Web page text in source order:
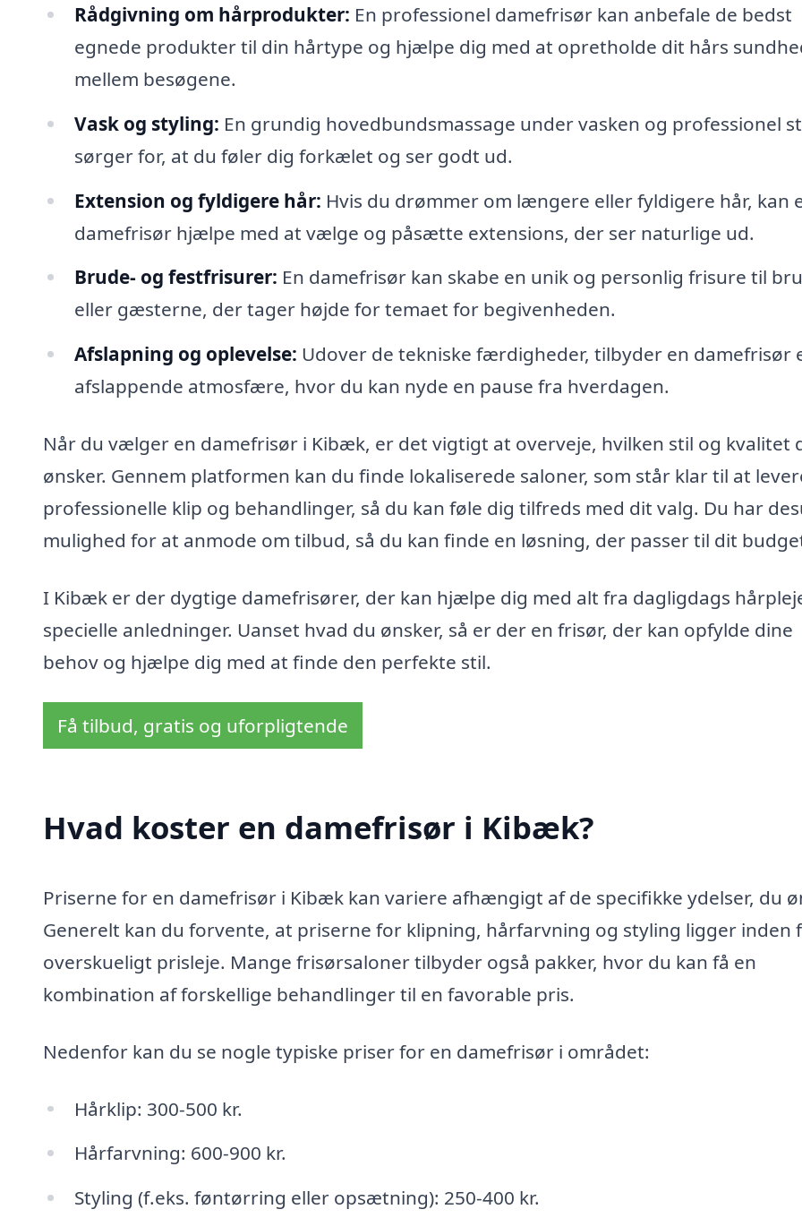
Rådgivning om hårprodukter: En professionel damefrisør kan anbefale de bedst
egnede produkter til din hårtype og hjælpe dig med at opretholde dit hårs
mellem besøgene.
Vask og styling: En grundig hovedbundsmassage under vasken og professionel
sørger for, at du føler dig forkælet og ser godt ud.
Extension og fyldigere hår: Hvis du drømmer om længere eller fyldigere hår, kan
damefrisør hjælpe med at vælge og påsætte extensions, der ser naturlige ud.
Brude- og festfrisurer: En damefrisør kan skabe en unik og personlig frisure til
eller gæsterne, der tager højde for temaet for begivenheden.
Afslapning og oplevelse: Udover de tekniske færdigheder, tilbyder en damefrisør
afslappende atmosfære, hvor du kan nyde en pause fra hverdagen.
Når du vælger en damefrisør i Kibæk, er det vigtigt at overveje, hvilken stil og kvalitet
ønsker. Gennem platformen kan du finde lokaliserede saloner, som står klar til at
professionelle klip og behandlinger, så du kan føle dig tilfreds med dit valg. Du har
mulighed for at anmode om tilbud, så du kan finde en løsning, der passer til dit
I Kibæk er der dygtige damefrisører, der kan hjælpe dig med alt fra dagligdags
specielle anledninger. Uanset hvad du ønsker, så er der en frisør, der kan opfylde dine
behov og hjælpe dig med at finde den perfekte stil.
Få tilbud, gratis og uforpligtende
Hvad koster en damefrisør i Kibæk?
Priserne for en damefrisør i Kibæk kan variere afhængigt af de specifikke ydelser, du
Generelt kan du forvente, at priserne for klipning, hårfarvning og styling ligger inden
overskueligt prisleje. Mange frisørsaloner tilbyder også pakker, hvor du kan få en
kombination af forskellige behandlinger til en favorable pris.
Nedenfor kan du se nogle typiske priser for en damefrisør i området:
Hårklip: 300-500 kr.
Hårfarvning: 600-900 kr.
Styling (f.eks. føntørring eller opsætning): 250-400 kr.